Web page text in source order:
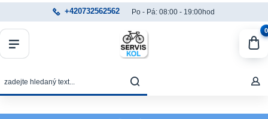
+420732562562 Po - Pá: 08:00 - 19:00hod
0